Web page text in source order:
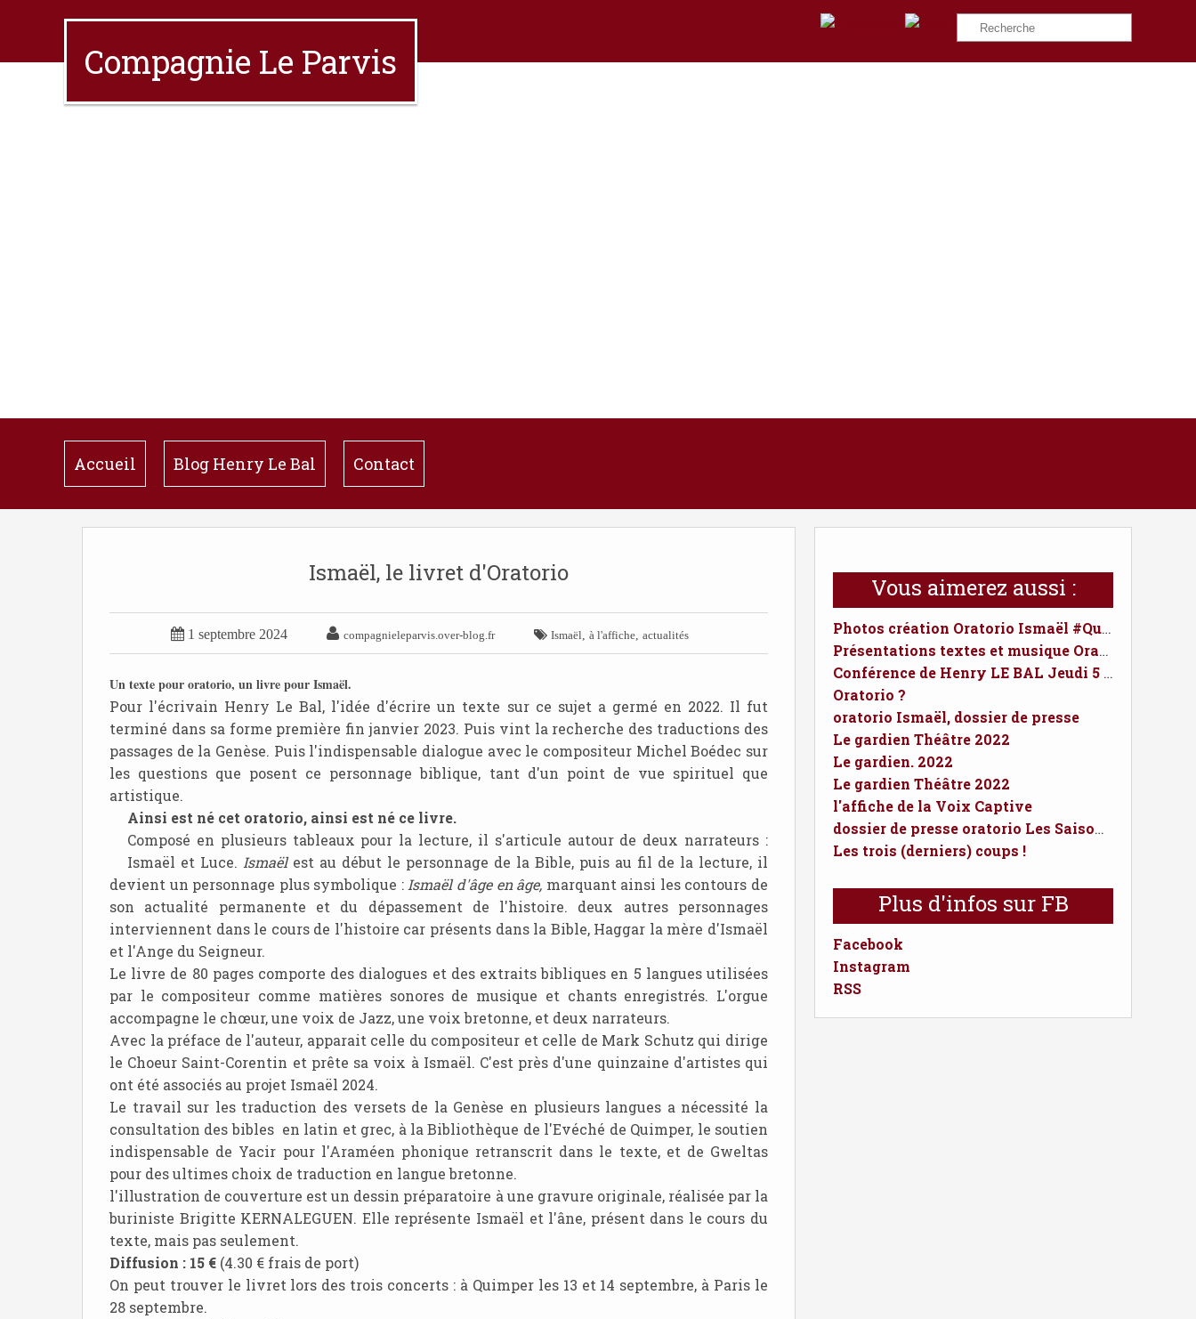
Compagnie Le Parvis
Accueil Blog Henry Le Bal Contact
Vous aimerez aussi :
Photos création Oratorio Ismaël #Quimper Septembre 2024
Présentations textes et musique Oratorio Ismaël
Conférence de Henry LE BAL Jeudi 5 septembre 2024
Oratorio ?
oratorio Ismaël, dossier de presse
Le gardien Théâtre 2022
Le gardien. 2022
Le gardien Théâtre 2022
l'affiche de la Voix Captive
dossier de presse oratorio Les Saisons de l'éternité
Les trois (derniers) coups !
Plus d'infos sur FB
Facebook
Instagram
RSS
Ismaël, le livret d'Oratorio
 1 septembre 2024  compagnieleparvis.over-blog.fr  Ismaël à l'affiche actualités
Un texte pour oratorio, un livre pour Ismaël.
Pour l'écrivain Henry Le Bal, l'idée d'écrire un texte sur ce sujet a germé en 2022. Il fut
terminé dans sa forme première fin janvier 2023. Puis vint la recherche des traductions des
passages de la Genèse. Puis l'indispensable dialogue avec le compositeur Michel Boédec sur
les questions que posent ce personnage biblique, tant d'un point de vue spirituel que
artistique.
Ainsi est né cet oratorio, ainsi est né ce livre.
Composé en plusieurs tableaux pour la lecture, il s'articule autour de deux narrateurs :
Ismaël et Luce. Ismaël est au début le personnage de la Bible, puis au fil de la lecture, il
devient un personnage plus symbolique : Ismaël d'âge en âge, marquant ainsi les contours de
son actualité permanente et du dépassement de l'histoire. deux autres personnages
interviennent dans le cours de l'histoire car présents dans la Bible, Haggar la mère d'Ismaël
et l'Ange du Seigneur.
Le livre de 80 pages comporte des dialogues et des extraits bibliques en 5 langues utilisées
par le compositeur comme matières sonores de musique et chants enregistrés. L'orgue
accompagne le chœur, une voix de Jazz, une voix bretonne, et deux narrateurs.
Avec la préface de l'auteur, apparait celle du compositeur et celle de Mark Schutz qui dirige
le Choeur Saint-Corentin et prête sa voix à Ismaël. C'est près d'une quinzaine d'artistes qui
ont été associés au projet Ismaël 2024.
Le travail sur les traduction des versets de la Genèse en plusieurs langues a nécessité la
consultation des bibles en latin et grec, à la Bibliothèque de l'Evéché de Quimper, le soutien
indispensable de Yacir pour l'Araméen phonique retranscrit dans le texte, et de Gweltas
pour des ultimes choix de traduction en langue bretonne.
l'illustration de couverture est un dessin préparatoire à une gravure originale, réalisée par la
buriniste Brigitte KERNALEGUEN. Elle représente Ismaël et l'âne, présent dans le cours du
texte, mais pas seulement.
Diffusion : 15 € (4.30 € frais de port)
On peut trouver le livret lors des trois concerts : à Quimper les 13 et 14 septembre, à Paris le
28 septembre.